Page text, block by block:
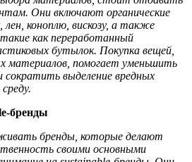
Они включают органические
лен, коноплю, вискозу, а также
как переработанный
бутылок. Покупка вещей,
материалов, помогает уменьшить
сократить выделение вредных
бренды
бренды, которые делают
своими основными